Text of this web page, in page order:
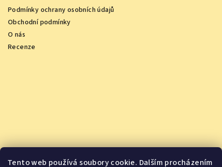
Tento web používá soubory cookie. Dalším procházením
Podmínky ochrany osobních údajů
Obchodní podmínky
O nás
Recenze